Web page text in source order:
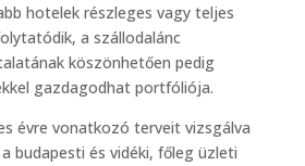
hotelek részleges vagy teljes
a szállodalánc
köszönhetően pedig
gazdagodhat portfóliója.
évre vonatkozó terveit vizsgálva
budapesti és vidéki, főleg üzleti